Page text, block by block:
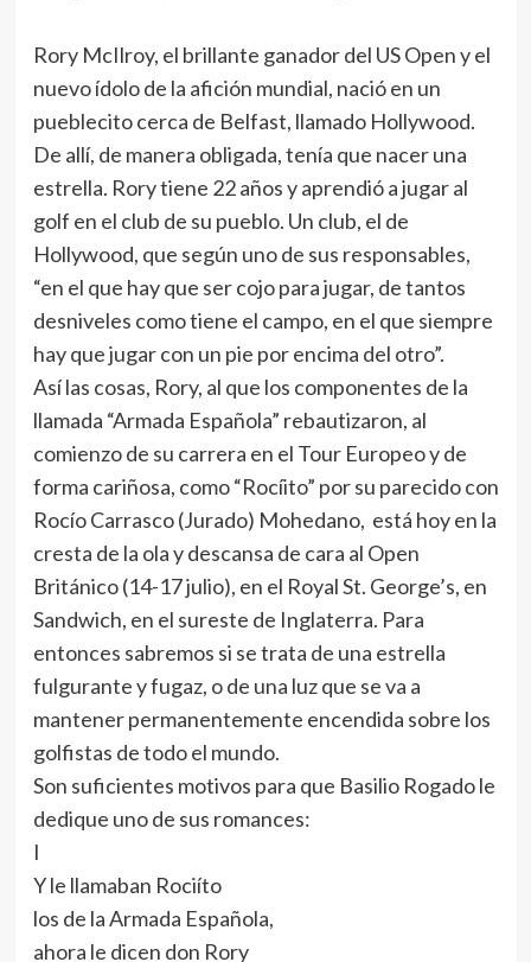
Rory McIlroy, el brillante ganador del US Open y el
nuevo ídolo de la afición mundial, nació en un
pueblecito cerca de Belfast, llamado Hollywood.
De allí, de manera obligada, tenía que nacer una
estrella. Rory tiene 22 años y aprendió a jugar al
golf en el club de su pueblo. Un club, el de
Hollywood, que según uno de sus responsables,
“en el que hay que ser cojo para jugar, de tantos
desniveles como tiene el campo, en el que siempre
hay que jugar con un pie por encima del otro”.
Así las cosas, Rory, al que los componentes de la
llamada “Armada Española” rebautizaron, al
comienzo de su carrera en el Tour Europeo y de
forma cariñosa, como “Rocíito” por su parecido con
Rocío Carrasco (Jurado) Mohedano, está hoy en la
cresta de la ola y descansa de cara al Open
Británico (14-17 julio), en el Royal St. George’s, en
Sandwich, en el sureste de Inglaterra. Para
entonces sabremos si se trata de una estrella
fulgurante y fugaz, o de una luz que se va a
mantener permanentemente encendida sobre los
golfistas de todo el mundo.
Son suficientes motivos para que Basilio Rogado le
dedique uno de sus romances:
I
Y le llamaban Rociíto
los de la Armada Española,
ahora le dicen don Rory